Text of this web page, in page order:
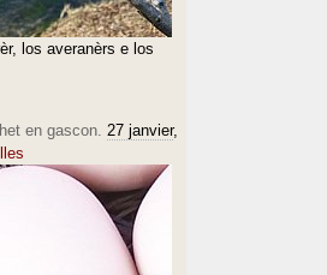
los averanèrs e los
en gascon. 27 janvier,